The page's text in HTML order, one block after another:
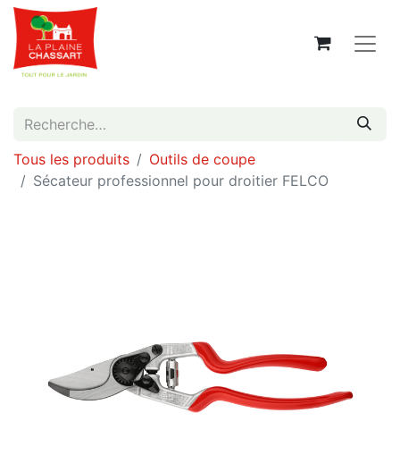
Tous les produits
Outils de coupe
Sécateur professionnel pour droitier FELCO